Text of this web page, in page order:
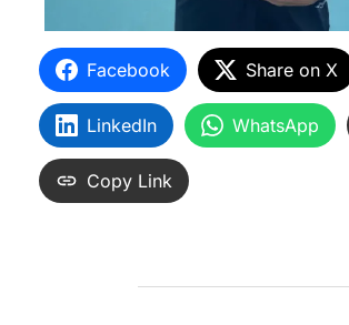
Facebook Share on X
LinkedIn WhatsApp
Copy Link